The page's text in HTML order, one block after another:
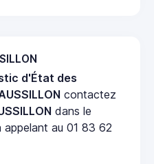
d'État des
contactez
dans le
appelant au 01 83 62